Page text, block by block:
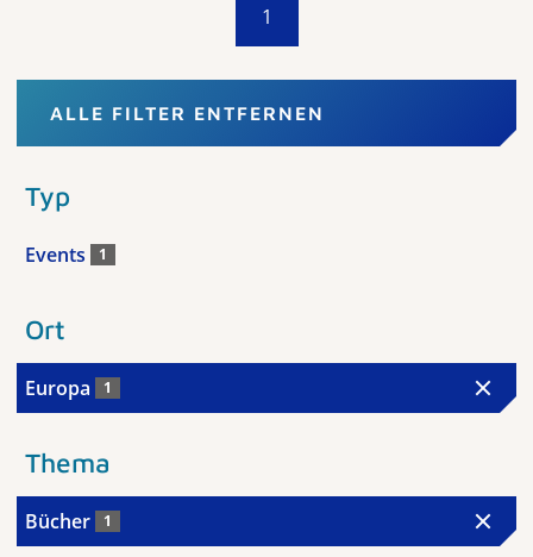
1
ALLE FILTER ENTFERNEN
Typ
Events 1
Ort
Europa 1
Thema
Bücher 1